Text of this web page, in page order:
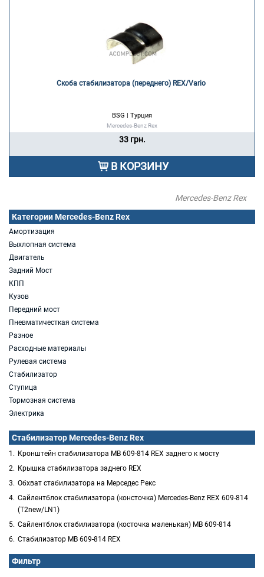
Категории Mercedes-Benz Rex
Амортизация
Выхлопная система
Двигатель
Задний Мост
КПП
Кузов
Передний мост
Пневматичесткая система
Разное
Расходные материалы
Рулевая система
Стабилизатор
Ступица
Тормозная система
Электрика
Стабилизатор Mercedes-Benz Rex
Кронштейн стабилизатора MB 609-814 REX заднего к мосту
Крышка стабилизатора заднего REX
Обхват стабилизатора на Мерседес Рекс
Сайлентблок стабилизатора (консточка) Mercedes-Benz REX 609-814
(T2new/LN1)
Сайлентблок стабилизатора (косточка маленькая) MB 609-814
Стабилизатор MB 609-814 REX
Фильтр
Скоба стабилизатора (переднего) REX/Vario
BSG | Турция
Mercedes-Benz Rex
33 грн.
В КОРЗИНУ
Mercedes-Benz Rex